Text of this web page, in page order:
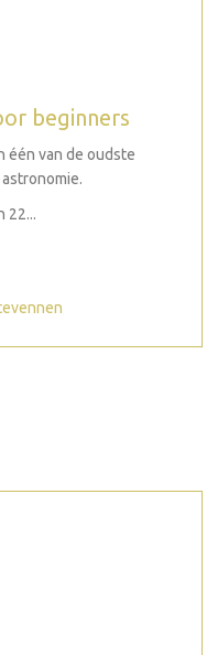
beginners
één van de oudste
22...